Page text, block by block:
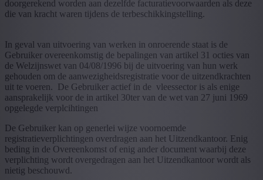
doorgerekend worden aan dezelfde facturatievoorwaarden als deze
die van kracht waren tijdens de terbeschikkingstelling.
In geval van uitvoering van werken in onroerende staat is de
Gebruiker overeenkomstig de bepalingen van artikel 31 octies van
de Welzijnswet van 04/08/1996 bij de uitvoering van hun werk
gehouden om de aanwezigheidsregistratie voor de uitzendkrachten
uit te voeren. De Gebruiker actief in de vleessector is als enige
aansprakelijk voor de in artikel 30ter van de wet van 27 juni 1969
opgelegde verplcihtingen
De Gebruiker kan op generlei wijze voornoemde
registratieverplichtingen overdragen aan het Uitzendkantoor. Enig
beding in de Overeenkomst of enig ander document waarbij deze
verplichting wordt overgedragen aan het Uitzendkantoor wordt als
nietig beschouwd.